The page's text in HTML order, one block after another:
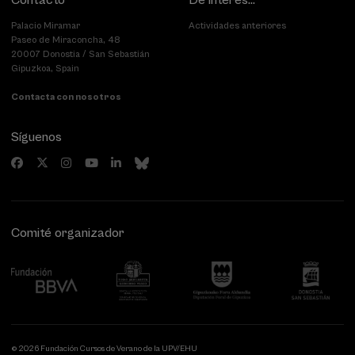
Palacio Miramar
Paseo de Miraconcha, 48
20007 Donostia / San Sebastián
Gipuzkoa, Spain
Contacta con nosotros
Actividades anteriores
Síguenos
Comité organizador
© 2026 Fundación Cursos de Verano de la UPV/EHU